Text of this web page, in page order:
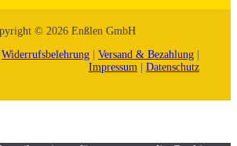
© 2026 Enßlen GmbH
Widerrufsbelehrung | Versand & Bezahlung |
Impressum | Datenschutz